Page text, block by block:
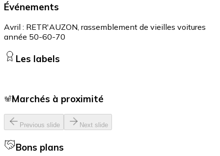
Événements
Avril : RETR'AUZON, rassemblement de vieilles voitures
année 50-60-70
Les labels
Marchés à proximité
Previous slide Next slide
Bons plans